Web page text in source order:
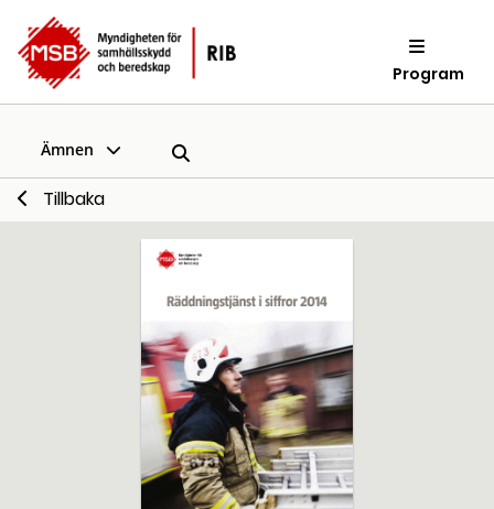
Program
Ämnen
Tillbaka